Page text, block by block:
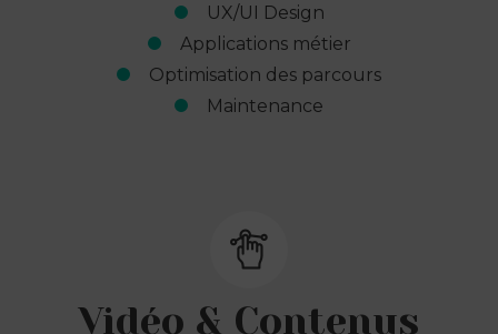
UX/UI Design
Applications métier
Optimisation des parcours
Maintenance
Vidéo & Contenus